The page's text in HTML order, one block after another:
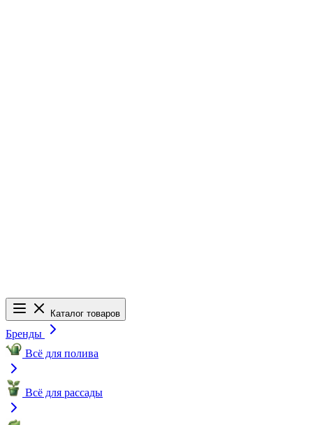
Каталог товаров
Бренды
Всё для полива
Всё для рассады